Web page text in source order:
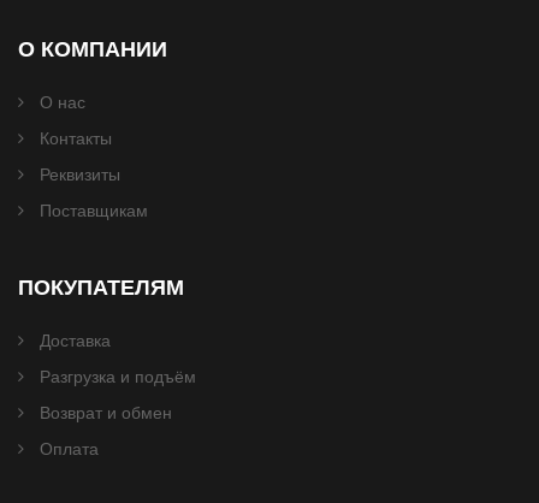
О КОМПАНИИ
О нас
Контакты
Реквизиты
Поставщикам
ПОКУПАТЕЛЯМ
Доставка
Разгрузка и подъём
Возврат и обмен
Оплата